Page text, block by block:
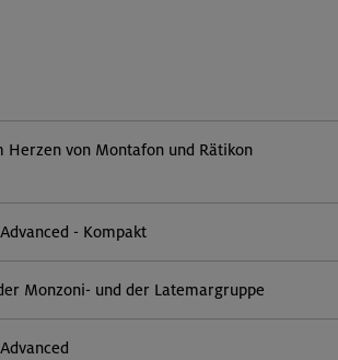
Herzen von Montafon und Rätikon
- Kompakt
Monzoni- und der Latemargruppe